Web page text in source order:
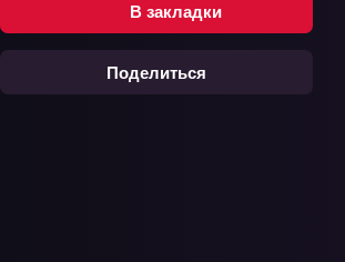
В закладки
Поделиться